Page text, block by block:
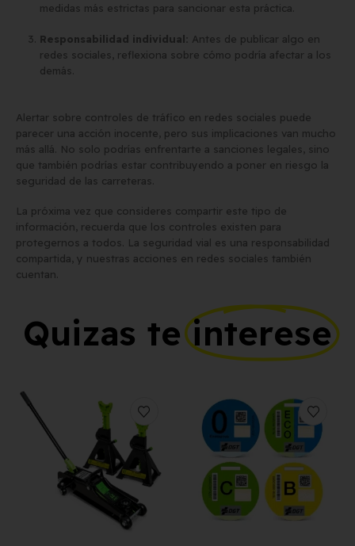
medidas más estrictas para sancionar esta práctica.
Responsabilidad individual:
Antes de publicar algo en
redes sociales, reflexiona sobre cómo podría afectar a los
demás.
Alertar sobre controles de tráfico en redes sociales puede
parecer una acción inocente, pero sus implicaciones van mucho
más allá. No solo podrías enfrentarte a sanciones legales, sino
que también podrías estar contribuyendo a poner en riesgo la
seguridad de las carreteras.
La próxima vez que consideres compartir este tipo de
información, recuerda que los controles existen para
protegernos a todos. La seguridad vial es una responsabilidad
compartida, y nuestras acciones en redes sociales también
cuentan.
Quizas te interese